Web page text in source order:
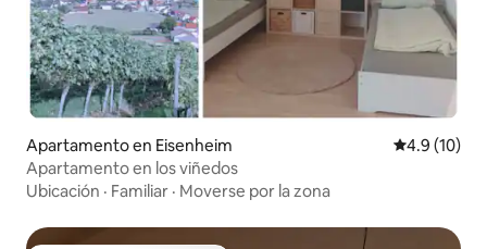
Apartamento en Eisenheim Calificación
4.9 (10)
Apartamento en los viñedos
Ubicación · Familiar · Moverse por la zona